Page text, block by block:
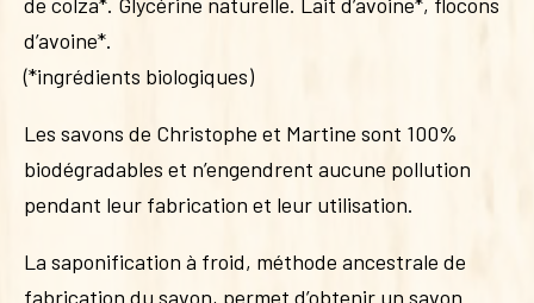
d’avoine*.
(*ingrédients biologiques)
Les savons de Christophe et Martine sont 100%
biodégradables et n’engendrent aucune pollution
pendant leur fabrication et leur utilisation.
La saponification à froid, méthode ancestrale de
fabrication du savon, permet d’obtenir un savon